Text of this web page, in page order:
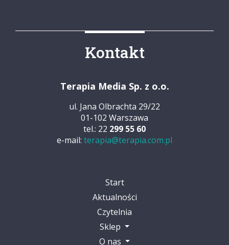
Kontakt
Terapia Media Sp. z o.o.
ul. Jana Olbrachta 29/22
01-102 Warszawa
tel.: 22 299 55 60
e-mail: terapia@terapia.com.pl
Start
Aktualności
Czytelnia
Sklep
O nas